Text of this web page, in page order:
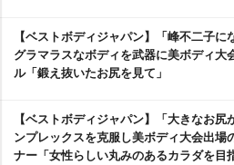
【ベストボディジャパン】「峰不二子に
グラマラスなボディを武器に美ボディ大
ル「鍛え抜いたお尻を見て」
【ベストボディジャパン】「大きなお
ンプレックスを克服し美ボディ大会出場
ナー「女性らしい丸みのあるカラダを目